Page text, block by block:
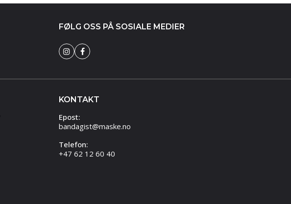
FØLG OSS PÅ SOSIALE MEDIER
KONTAKT
Epost:
bandagist@maske.no
Telefon:
+47 62 12 60 40